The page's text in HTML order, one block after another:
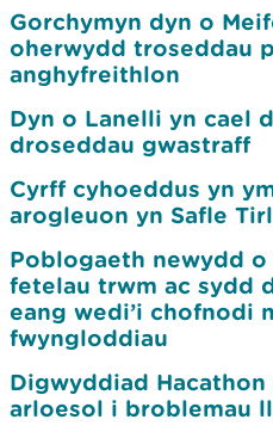
Gorchymyn dyn o
oherwydd troseddau
anghyfreithlon
Dyn o Lanelli yn cael
droseddau gwastraff
Cyrff cyhoeddus yn
arogleuon yn Safle
Poblogaeth newydd o
fetelau trwm ac sydd
eang wedi’i chofnodi
fwyngloddiau
Digwyddiad
arloesol i broblemau